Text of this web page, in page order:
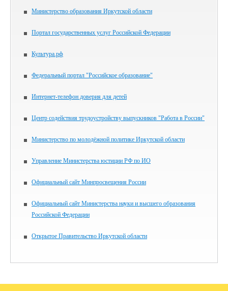
Министерство образования Иркутской области
Портал государственных услуг Российской Федерации
Культура.рф
Федеральный портал "Российское образование"
Интернет-телефон доверия для детей
Центр содействия трудоустройству выпускников "Работа в России"
Министерство по молодёжной политике Иркутской области
Управление Министерства юстиции РФ по ИО
Официальный сайт Минпросвещения России
Официальный сайт Министерства науки и высшего образования
Российской Федерации
Открытое Правительство Иркутской области